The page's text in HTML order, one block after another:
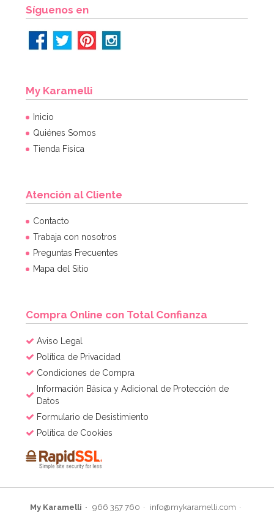
Cupcake Combo Bosque encantado
2,95€
AÑADIR
Síguenos en
My Karamelli
Inicio
Quiénes Somos
Tienda Física
Atención al Cliente
Contacto
Trabaja con nosotros
Preguntas Frecuentes
Mapa del Sitio
Compra Online con Total Confianza
Aviso Legal
Política de Privacidad
Condiciones de Compra
Información Básica y Adicional de Protección de
Datos
Formulario de Desistimiento
Política de Cookies
My Karamelli 966 357 760
info@mykaramelli.com